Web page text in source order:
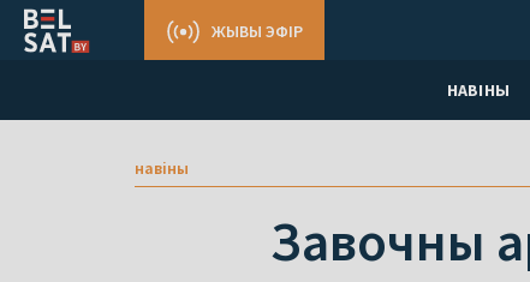
НАВІНЫ
ЖЫВЫ ЭФІР
навіны
Завочны